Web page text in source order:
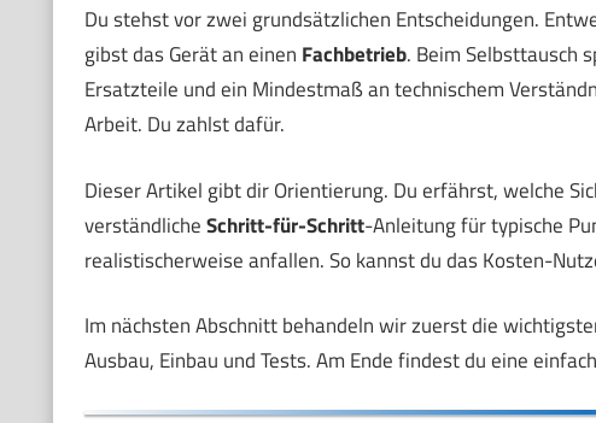
Du stehst vor zwei grundsätzlichen Entscheidungen.
gibst das Gerät an einen Fachbetrieb. Beim Selbsttausch
Ersatzteile und ein Mindestmaß an technischem
Arbeit. Du zahlst dafür.
Dieser Artikel gibt dir Orientierung. Du erfährst, welche
verständlicheSchritt-für-Schritt-Anleitung für typische
realistischerweise anfallen. So kannst du das Kosten-
Im nächsten Abschnitt behandeln wir zuerst die
Ausbau, Einbau und Tests. Am Ende findest du eine